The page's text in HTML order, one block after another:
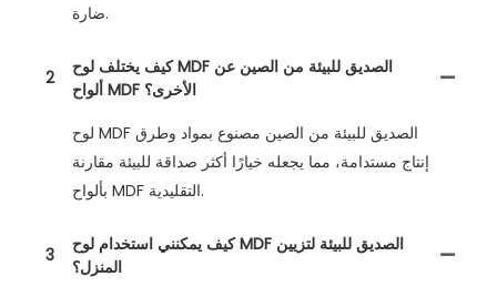
ضارة.
2
كيف يختلف لوح MDF الصديق للبيئة من الصين عن
ألواح MDF الأخرى؟
لوح MDF الصديق للبيئة من الصين مصنوع بمواد وطرق
إنتاج مستدامة، مما يجعله خيارًا أكثر صداقة للبيئة مقارنة
بألواح MDF التقليدية.
3
كيف يمكنني استخدام لوح MDF الصديق للبيئة لتزيين
المنزل؟